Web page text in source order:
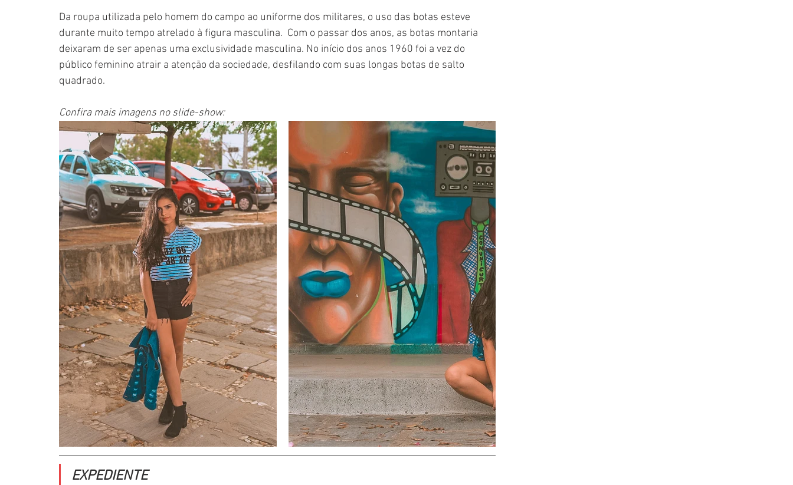
Da roupa utilizada pelo homem do campo ao uniforme dos militares, o uso das botas esteve
durante muito tempo atrelado à figura masculina.  Com o passar dos anos, as botas montaria
deixaram de ser apenas uma exclusividade masculina. No início dos anos 1960 foi a vez do
público feminino atrair a atenção da sociedade, desfilando com suas longas botas de salto
quadrado.
Confira mais imagens no slide-show:
EXPEDIENTE